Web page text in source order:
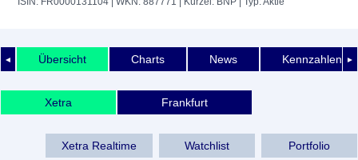
◄ ►
Übersicht Charts News Kennzahlen
Xetra Frankfurt
Xetra Realtime Watchlist Portfolio